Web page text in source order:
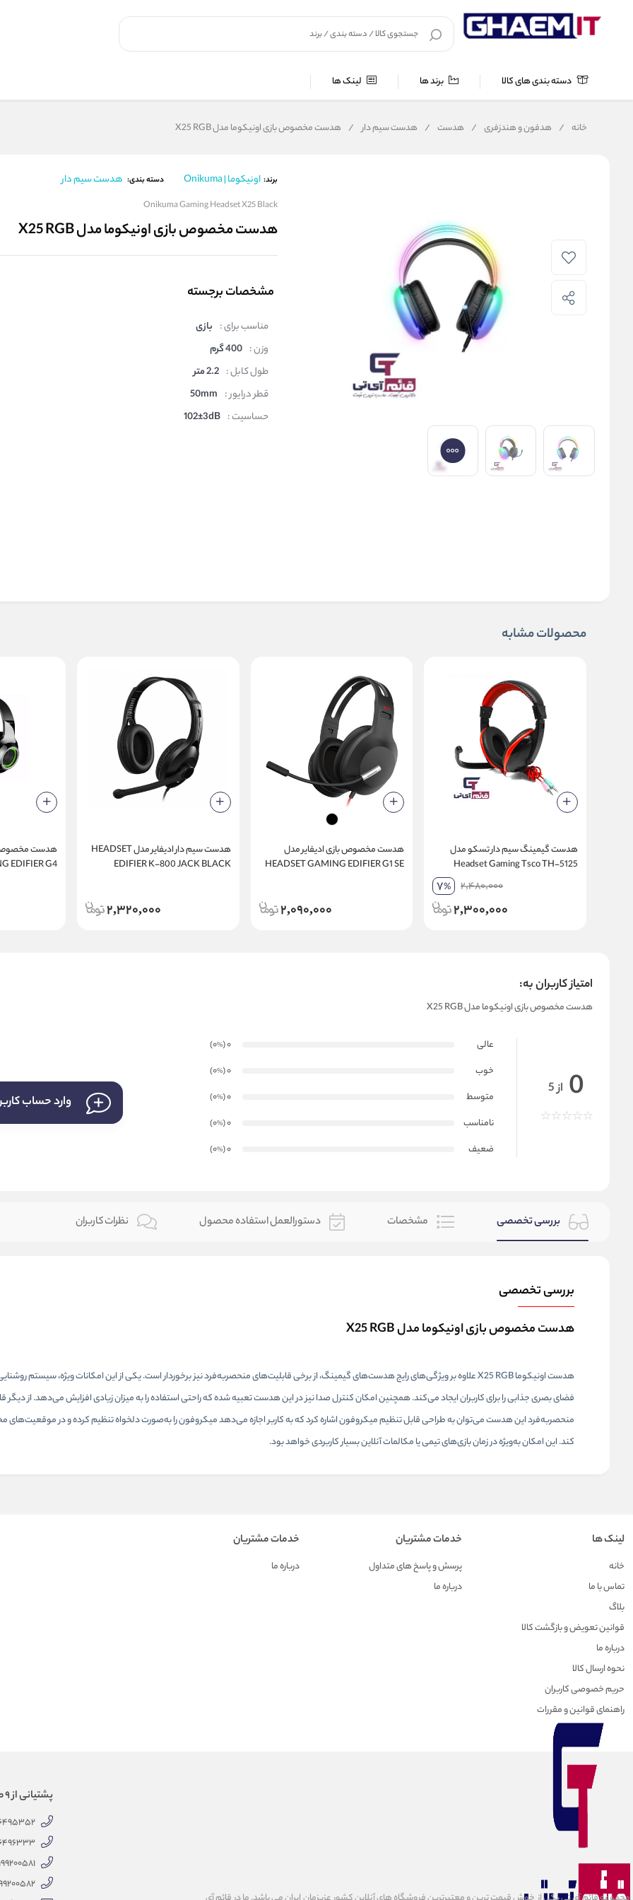
دسته بندی های کالا برند ها لینک ها
خانه / هدفون و هندزفری / هدست / هدست سیم دار / هدست مخصوص بازی اونیکوما مدل X25 RGB
برند: اونیکوما | Onikuma دسته بندی: هدست سیم دار
Onikuma Gaming Headset X25 Black
هدست مخصوص بازی اونیکوما مدل X25 RGB
مشخصات برجسته
مناسب برای : بازی
وزن : 400 گرم
طول کابل : 2.2 متر
قطر درایور : 50mm
حساسیت : 102±3dB
محصولات مشابه
هدست گیمینگ سیم دار تسکو مدل
Headset Gaming Tsco TH-5125
2,480,000
7%
2,300,000
هدست مخصوص بازی ادیفایر مدل
HEADSET GAMING EDIFIER G1 SE
2,090,000
هدست سیم دار ادیفایر مدل HEADSET
EDIFIER K-800 JACK BLACK
2,320,000
هدست مخصوص
EDIFIER G4
امتیاز کاربران به:
هدست مخصوص بازی اونیکوما مدل X25 RGB
0 از 5
عالی 0
(0
%
)
خوب
0
(0
%
)
متوسط
0
(0
%
)
نامناسب
0
(0
%
)
ضعیف
0
(0
%
)
وارد حساب
بررسی تخصصی مشخصات دستورالعمل استفاده محصول نظرات کاربران
بررسی تخصصی
هدست مخصوص بازی اونیکوما مدل X25 RGB
فضای بصری جذابی را برای کاربران ایجاد می‌کند. همچنین امکان کنترل صدا نیز در این هدست تعبیه شده که راحتی استفاده را به میزان زیادی افزایش می‌دهد. از دیگر
منحصربه‌فرد این هدست می‌توان به طراحی قابل تنظیم میکروفون اشاره کرد که به کاربر اجازه می‌دهد میکروفون را به‌صورت دلخواه تنظیم کرده و در موقعیت‌های
کند. این امکان به‌ویژه در زمان بازی‌های تیمی یا مکالمات آنلاین بسیار کاربردی خواهد بود.
لینک ها
خانه
تماس با ما
بلاگ
قوانین تعویض و بازگشت کالا
درباره ما
نحوه ارسال کالا
حریم خصوصی کاربران
راهنمای قوانین و مقررات
خدمات مشتریان
پرسش و پاسخ های متداول
درباره ما
خدمات مشتریان
درباره ما
پشتیانی از 9 صبح الی 18 عصر